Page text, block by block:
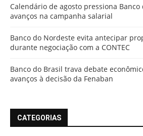
Calendário de agosto pressiona
avanços na campanha salarial
Banco do Nordeste evita antecipar
durante negociação com a CONTEC
Banco do Brasil trava debate
avanços à decisão da Fenaban
CATEGORIAS